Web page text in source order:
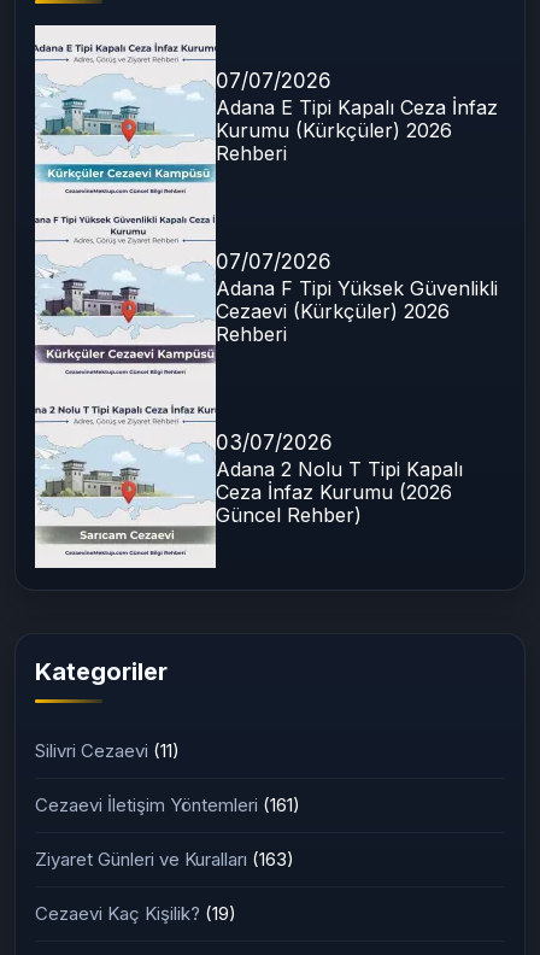
07/07/2026
Adana E Tipi Kapalı Ceza İnfaz
Kurumu (Kürkçüler) 2026
Rehberi
07/07/2026
Adana F Tipi Yüksek Güvenlikli
Cezaevi (Kürkçüler) 2026
Rehberi
03/07/2026
Adana 2 Nolu T Tipi Kapalı
Ceza İnfaz Kurumu (2026
Güncel Rehber)
Kategoriler
Silivri Cezaevi (11)
Cezaevi İletişim Yöntemleri (161)
Ziyaret Günleri ve Kuralları (163)
Cezaevi Kaç Kişilik? (19)